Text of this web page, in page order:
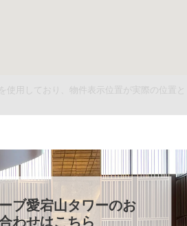
用しており、物件表示位置が実際の位置と
ブ愛宕山タワーのお
わせはこちら